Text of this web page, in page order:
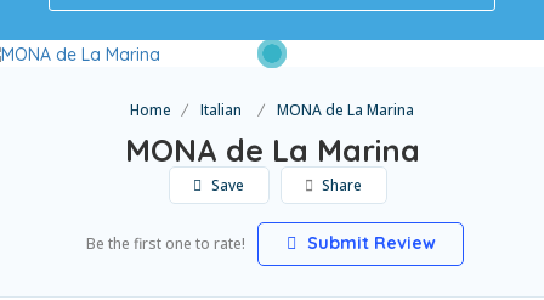
Home Italian MONA de La Marina
MONA de La Marina
Save Share
Be the first one to rate! Submit Review